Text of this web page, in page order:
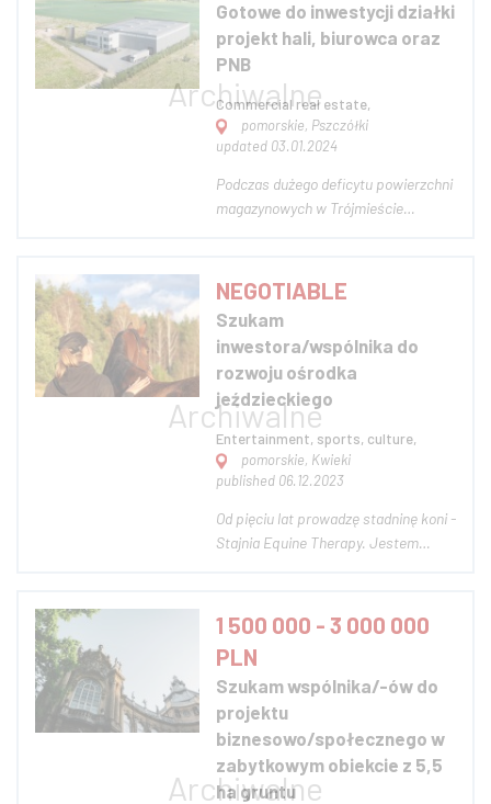
medycyny estetycznej lub innej
działalności medycznej. Klinika istn...
Gotowe do inwestycji działki
projekt hali, biurowca oraz
PNB
Commercial real estate,
pomorskie, Pszczółki
updated 03.01.2024
Podczas dużego deficytu powierzchni
magazynowych w Trójmieście
7484 m2, jedna z WZ 260/20 druga
260/22 z projektem hali produkcyjno /
magazynowej o powierzchni 2000
m2, wysokość 8 m...
NEGOTIABLE
Szukam
inwestora/wspólnika do
rozwoju ośrodka
jeździeckiego
Entertainment, sports, culture,
pomorskie, Kwieki
published 06.12.2023
Od pięciu lat prowadzę stadninę koni -
Stajnia Equine Therapy. Jestem
konnej i hipoterapii. W świat
jeździecki weszłam jako 7-latka i od
20 lat jest całym moim życiem. Od
zawsze najważniej...
1 500 000 - 3 000 000
PLN
Szukam wspólnika/-ów do
projektu
biznesowo/społecznego w
zabytkowym obiekcie z 5,5
ha gruntu